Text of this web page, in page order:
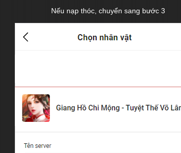
Nếu nạp thóc, chuyển sang bước 3